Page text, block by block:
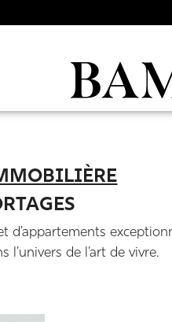
d'appartements
l'univers de l'art de vivre.